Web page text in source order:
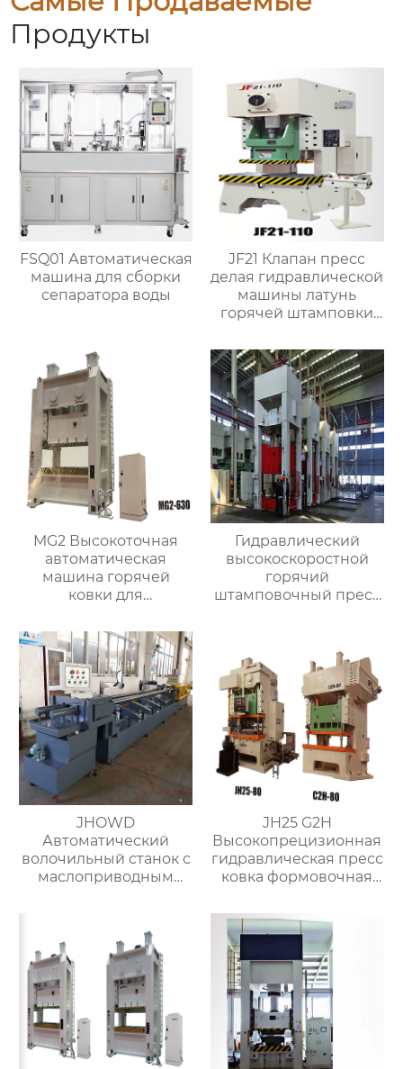
Продукты
FSQ01 Автоматическая
машина для сборки
сепаратора воды
JF21 Клапан пресс
делая гидравлической
машины латунь
горячей штамповки
MG2 Высокоточная
автоматическая
машина горячей
ковки для
латунных клапанов
Гидравлический
высокоскоростной
горячий
штамповочный пресс
JHOWD
Автоматический
волочильный станок с
маслоприводным
JH25 G2H
Высокопрецизионная
гидравлическая пресс
ковка формовочная
изготовления
клапанов